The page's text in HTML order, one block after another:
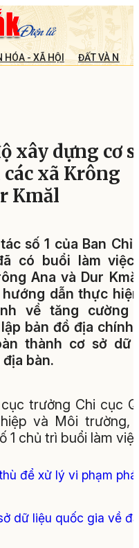
HÓA - XÃ HỘI ĐẤT VÀ
xây dựng cơ
xã Krông
Kmăl
số 1 của Ban Chỉ
có buổi làm
Ana và Dur
dẫn thực
về tăng cường
bản đồ địa
thành cơ sở dữ
bàn.
trưởng Chi cục
và Môi trường,
1 chủ trì buổi làm
để xử lý vi phạm
dữ liệu quốc gia về